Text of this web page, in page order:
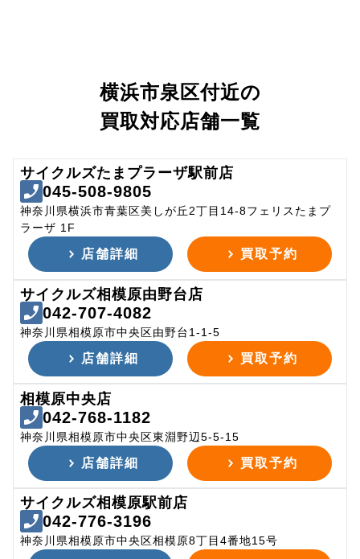
横浜市泉区付近の
買取対応店舗一覧
サイクルズたまプラーザ駅前店
045-508-9805
神奈川県横浜市青葉区美しが丘2丁目14-8フェリスたまプ
ラーザ 1F
店舗詳細 買取予約
サイクルズ相模原由野台店
042-707-4082
神奈川県相模原市中央区由野台1-1-5
店舗詳細 買取予約
相模原中央店
042-768-1182
神奈川県相模原市中央区東淵野辺5-5-15
店舗詳細 買取予約
サイクルズ相模原駅前店
042-776-3196
神奈川県相模原市中央区相模原8丁目4番地15号